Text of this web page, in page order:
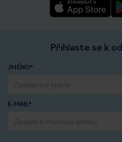
Přihlaste se k
JMÉNO*
E-MAIL*